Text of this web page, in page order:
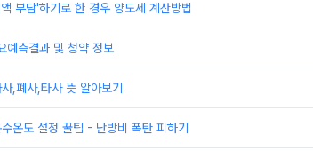
부담'하기로 한 경우 양도세 계산방법
예측결과 및 청약 정보
,폐사,타사 뜻 알아보기
온도 설정 꿀팁 - 난방비 폭탄 피하기